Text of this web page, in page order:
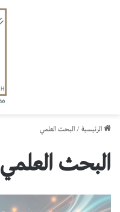
الرئيسية / البحث العلمي
البحث العلمي